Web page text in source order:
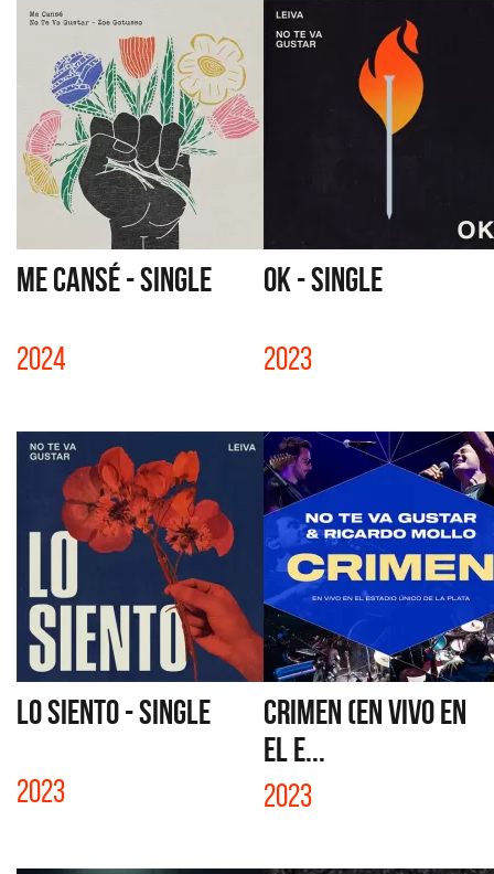
ME CANSÉ - SINGLE
2024
OK - SINGLE
2023
LO SIENTO - SINGLE
2023
CRIMEN (EN VIVO EN
EL E...
2023